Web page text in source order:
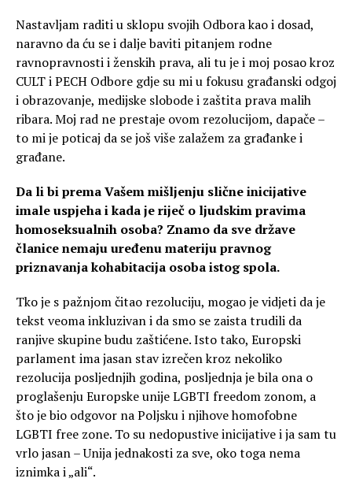
Nastavljam raditi u sklopu svojih Odbora kao i dosad,
naravno da ću se i dalje baviti pitanjem rodne
ravnopravnosti i ženskih prava, ali tu je i moj posao kroz
CULT i PECH Odbore gdje su mi u fokusu građanski odgoj
i obrazovanje, medijske slobode i zaštita prava malih
ribara. Moj rad ne prestaje ovom rezolucijom, dapače –
to mi je poticaj da se još više zalažem za građanke i
građane.
Da li bi prema Vašem mišljenju slične inicijative
imale uspjeha i kada je riječ o ljudskim pravima
homoseksualnih osoba? Znamo da sve države
članice nemaju uređenu materiju pravnog
priznavanja kohabitacija osoba istog spola.
Tko je s pažnjom čitao rezoluciju, mogao je vidjeti da je
tekst veoma inkluzivan i da smo se zaista trudili da
ranjive skupine budu zaštićene. Isto tako, Europski
parlament ima jasan stav izrečen kroz nekoliko
rezolucija posljednjih godina, posljednja je bila ona o
proglašenju Europske unije LGBTI freedom zonom, a
što je bio odgovor na Poljsku i njihove homofobne
LGBTI free zone. To su nedopustive inicijative i ja sam tu
vrlo jasan – Unija jednakosti za sve, oko toga nema
iznimka i „ali“.